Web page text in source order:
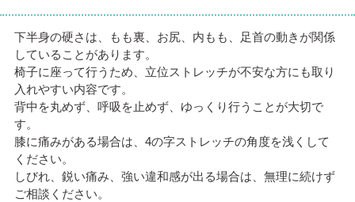
下半身の硬さは、もも裏、お尻、内もも、足首の動きが関係
していることがあります。
椅子に座って行うため、立位ストレッチが不安な方にも取り
入れやすい内容です。
背中を丸めず、呼吸を止めず、ゆっくり行うことが大切で
す。
膝に痛みがある場合は、4の字ストレッチの角度を浅くして
ください。
しびれ、鋭い痛み、強い違和感が出る場合は、無理に続けず
ご相談ください。